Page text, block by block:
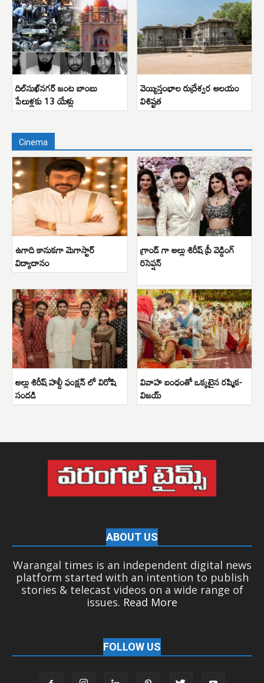
దిల్‌సుఖ్‌నగర్ జంట బాంబు
పేలుళ్లకు 13 యేళ్లు
వెయ్యిస్తంభాల రుద్రేశ్వర ఆలయం
విశిష్టత
Cinema
ఉగాది కానుకగా మెగాస్టార్
విద్యాదానం
గ్రాండ్ గా అల్లు శిరీష్ ప్రీ వెడ్డింగ్
రిసెప్షన్
అల్లు శిరీష్ హల్దీ ఫంక్షన్ లో విరోషి
సందడి
వివాహ బంధంతో ఒక్కటైన రష్మిక-
విజయ్
ABOUT US
Warangal times is an independent digital news
platform started with an intention to publish
stories & telecast videos on a wide range of
issues. Read More
FOLLOW US